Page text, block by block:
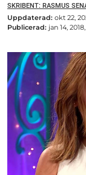
SKRIBENT: RASMUS
Uppdaterad: okt 22,
Publicerad: jan 14,